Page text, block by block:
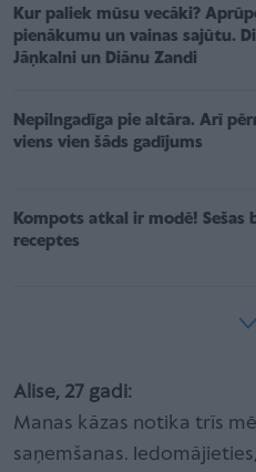
Kur paliek mūsu vecāki?
pienākumu un vainas sajūtu.
Jāņkalni un Diānu Zandi
Nepilngadīga pie altāra. Arī
viens vien šāds gadījums
Kompots atkal ir modē! Sešas
receptes
Alise, 27 gadi:
Manas kāzas notika trīs
saņemšanas.